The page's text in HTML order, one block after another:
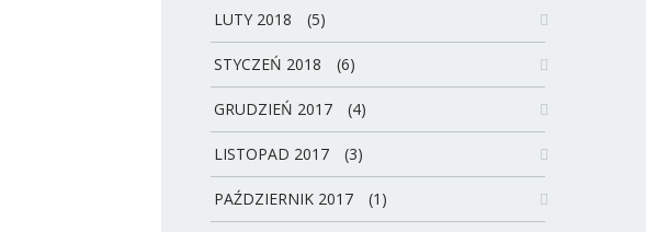
LUTY 2018 (5)
STYCZEŃ 2018 (6)
GRUDZIEŃ 2017 (4)
LISTOPAD 2017 (3)
PAŹDZIERNIK 2017 (1)